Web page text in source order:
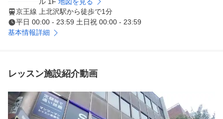
京王線 上北沢駅から徒歩で1分
平日 00:00 - 23:59 土日祝 00:00 - 23:59
基本情報詳細
レッスン施設紹介動画